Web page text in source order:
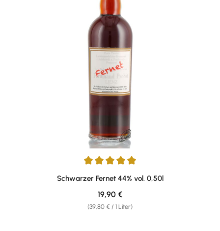
Durchschnittliche Bewertung von 5 von 5 Sternen
Schwarzer Fernet 44% vol. 0,50l
(39,80 € / 1 Liter)
Regulärer Preis:
19,90 €